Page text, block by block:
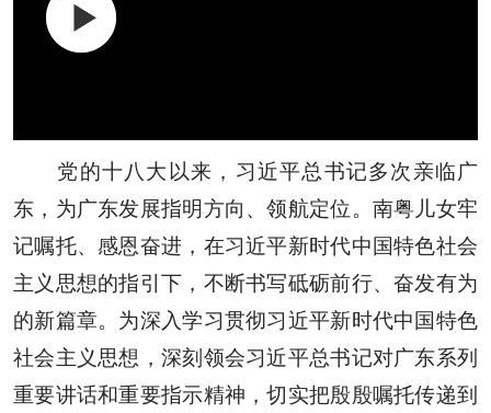
党的十八大以来，习近平总书记多次亲临广
东，为广东发展指明方向、领航定位。南粤儿女牢
记嘱托、感恩奋进，在习近平新时代中国特色社会
主义思想的指引下，不断书写砥砺前行、奋发有为
的新篇章。为深入学习贯彻习近平新时代中国特色
社会主义思想，深刻领会习近平总书记对广东系列
重要讲话和重要指示精神，切实把殷殷嘱托传递到